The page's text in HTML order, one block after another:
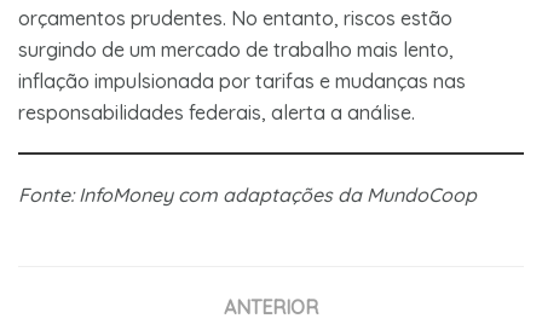
orçamentos prudentes. No entanto, riscos estão
surgindo de um mercado de trabalho mais lento,
inflação impulsionada por tarifas e mudanças nas
responsabilidades federais, alerta a análise.
Fonte: InfoMoney com adaptações da MundoCoop
ANTERIOR